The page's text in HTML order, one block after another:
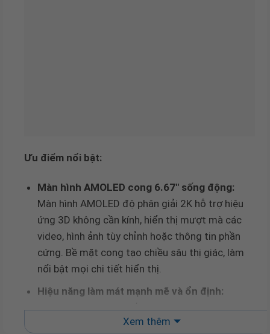
Ưu điểm nổi bật:
Màn hình AMOLED cong 6.67″ sống động:
Màn hình AMOLED độ phân giải 2K hỗ trợ hiệu
ứng 3D không cần kính, hiển thị mượt mà các
video, hình ảnh tùy chỉnh hoặc thông tin phần
cứng. Bề mặt cong tạo chiều sâu thị giác, làm
nổi bật mọi chi tiết hiển thị.
Hiệu năng làm mát mạnh mẽ và ổn định:
Trang bị bơm hiệu suất cao và quạt ROG MF-
12C ARGB (2800 RPM, 89.73 CFM, áp suất
Xem thêm